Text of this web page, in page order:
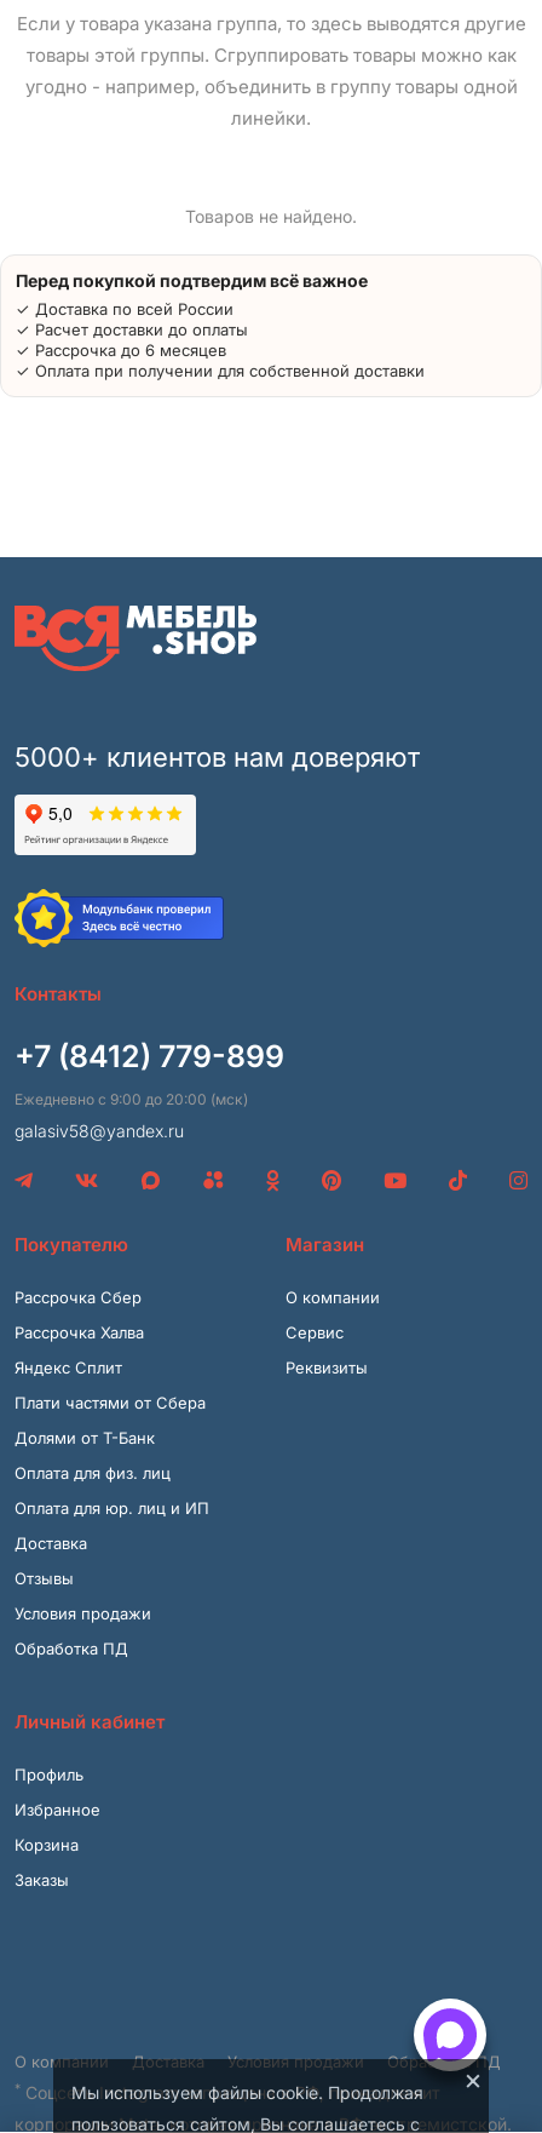
Если у товара указана группа, то здесь выводятся другие
товары этой группы. Сгруппировать товары можно как
угодно - например, объединить в группу товары одной
линейки.
Товаров не найдено.
Перед покупкой подтвердим всё важное
✓ Доставка по всей России
✓ Расчет доставки до оплаты
✓ Рассрочка до 6 месяцев
✓ Оплата при получении для собственной доставки
5000+ клиентов нам доверяют
Контакты
+7 (8412) 779-899
Ежедневно с 9:00 до 20:00 (мск)
galasiv58@yandex.ru
Покупателю
Рассрочка Сбер
Рассрочка Халва
Яндекс Сплит
Плати частями от Сбера
Долями от Т-Банк
Оплата для физ. лиц
Оплата для юр. лиц и ИП
Доставка
Отзывы
Условия продажи
Обработка ПД
Магазин
О компании
Сервис
Реквизиты
Личный кабинет
Профиль
Избранное
Корзина
Заказы
О компании Доставка Условия продажи Обработка ПД
* Соцсеть Instagram запрещена в РФ, принадлежит
корпорации Meta, которая признана в РФ экстремистской.
Мы используем файлы cookie. Продолжая
пользоваться сайтом, Вы соглашаетесь с
×